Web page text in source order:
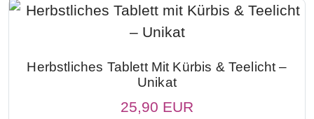
Herbstliches Tablett Mit Kürbis & Teelicht –
Unikat
25,90 EUR